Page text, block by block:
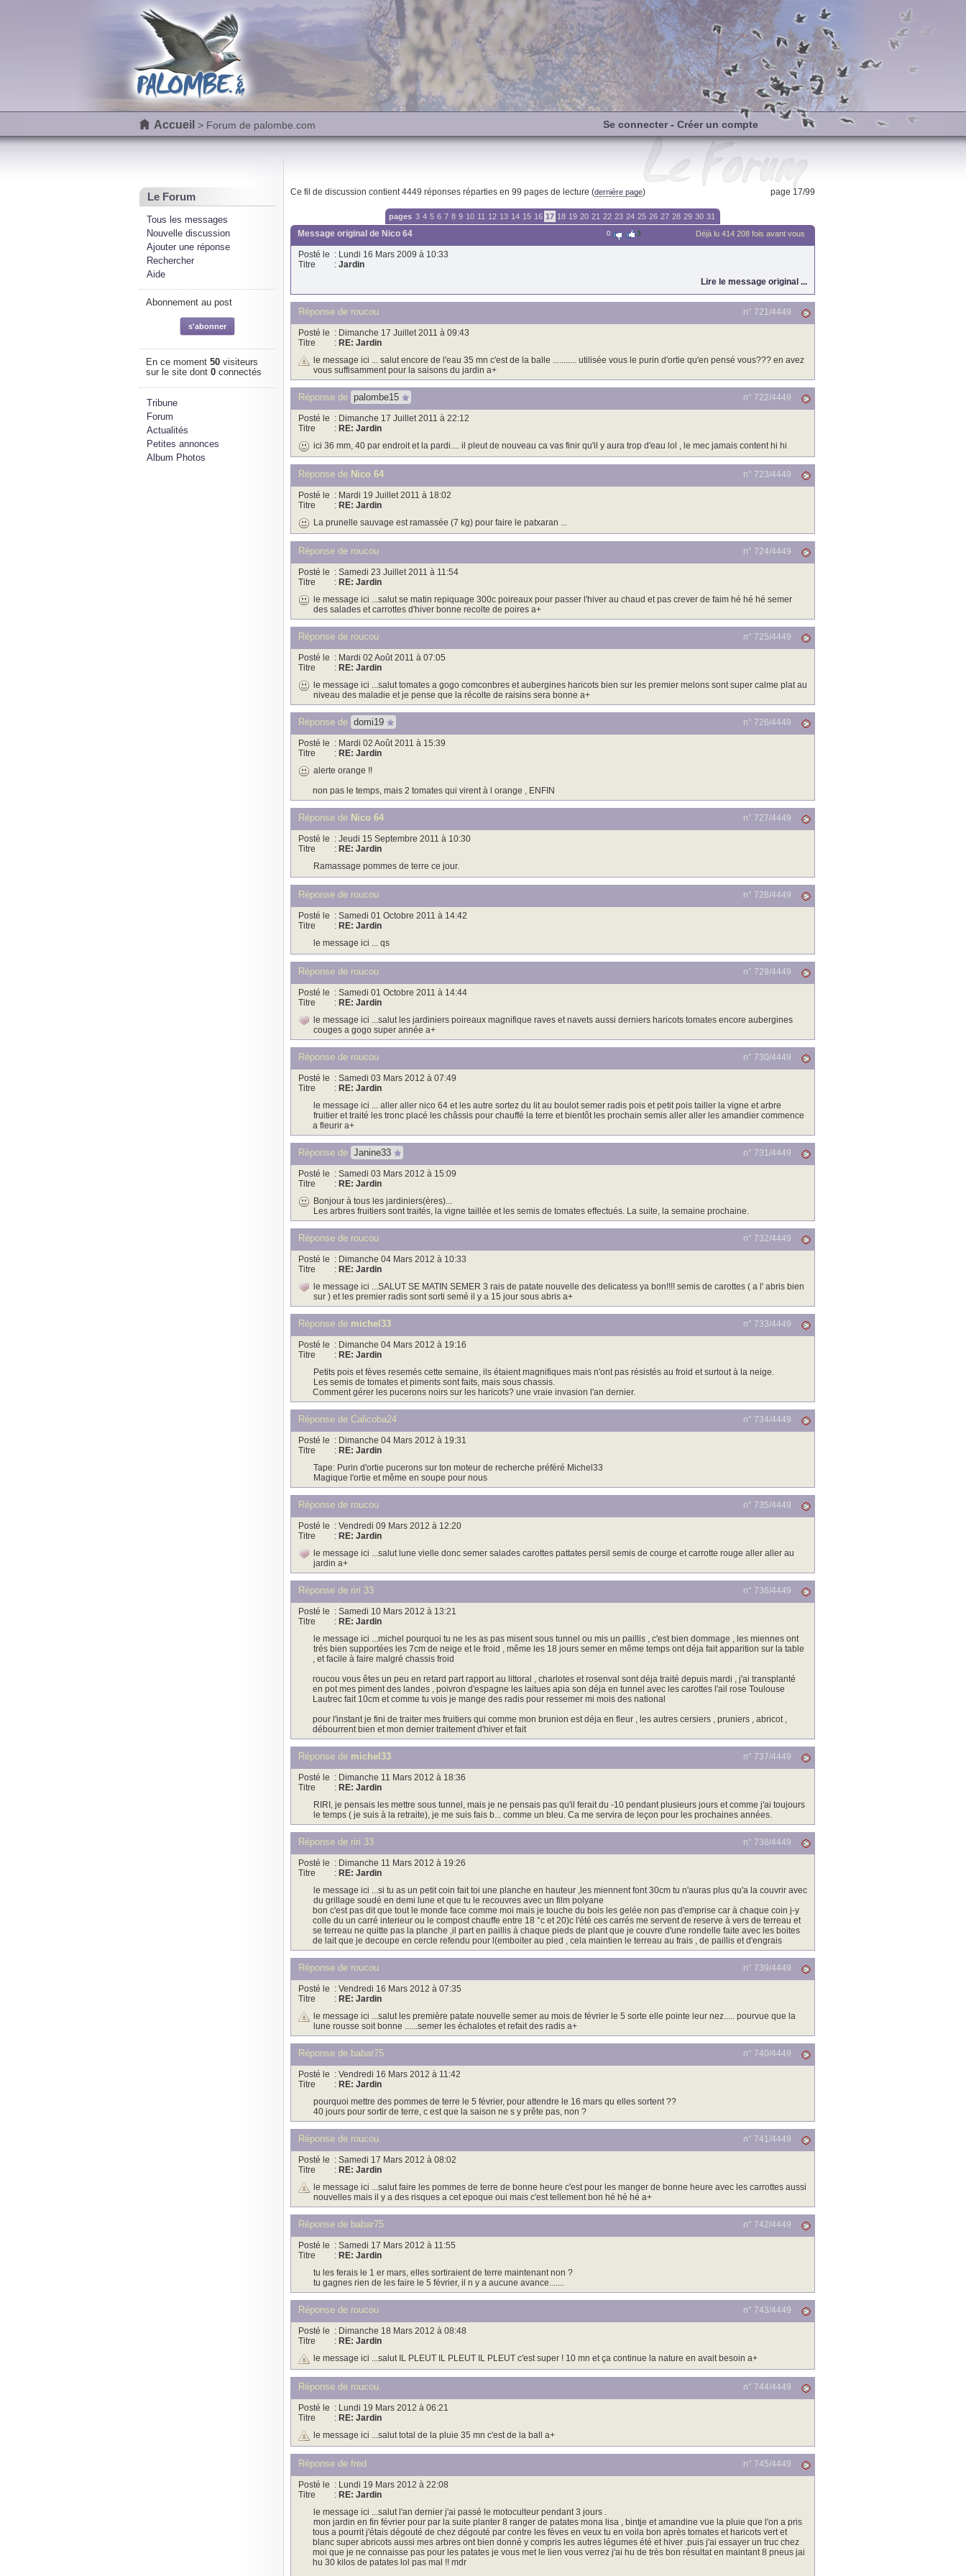
Accueil > Forum de palombe.com Se connecter- Créer un compte
Le Forum
Tous les messages
Nouvelle discussion
Ajouter une réponse
Rechercher
Aide
Abonnement au post
En ce moment 50visiteurs
sur le site dont 0connectés
Tribune
Forum
Actualités
Petites annonces
Album Photos
page 17/99
Ce fil de discussion contient4449 réponses réparties en 99 pages de lecture (dernière page)
pages 3 4 5 6 7 8 9 10 11 12 13 14 15 16 17 18 19 20 21 22 23 24 25 26 27 28 29 30 31
Message original de Nico 64 0 3 Déjà lu 414 208 fois avant vous
Posté le : Lundi 16 Mars 2009 à 10:33
Titre
: Jardin
Lire le message original ...
Réponse de roucou n° 721/4449
Posté le : Dimanche 17 Juillet 2011 à 09:43
Titre
: RE: Jardin
le message ici ... salut encore de l'eau 35 mn c'est de la balle ........... utilisée vous le purin d'ortie qu'en pensé vous??? en avez
vous suffisamment pour la saisons du jardin a+
Réponse de palombe15 n° 722/4449
Posté le : Dimanche 17 Juillet 2011 à 22:12
Titre
: RE: Jardin
ici 36 mm, 40 par endroit et la pardi.... il pleut de nouveau ca vas finir qu'il y aura trop d'eau lol , le mec jamais content hi hi
Réponse de Nico 64 n° 723/4449
Posté le : Mardi 19 Juillet 2011 à 18:02
Titre
: RE: Jardin
La prunelle sauvage est ramassée (7 kg) pour faire le patxaran ...
Réponse de roucou n° 724/4449
Posté le : Samedi 23 Juillet 2011 à 11:54
Titre
: RE: Jardin
le message ici ...salut se matin repiquage 300c poireaux pour passer l'hiver au chaud et pas crever de faim hé hé hé semer
des salades et carrottes d'hiver bonne recolte de poires a+
Réponse de roucou n° 725/4449
Posté le : Mardi 02 Août 2011 à 07:05
Titre
: RE: Jardin
le message ici ...salut tomates a gogo comconbres et aubergines haricots bien sur les premier melons sont super calme plat au
niveau des maladie et je pense que la récolte de raisins sera bonne a+
Réponse de domi19 n° 726/4449
Posté le : Mardi 02 Août 2011 à 15:39
Titre
: RE: Jardin
alerte orange !!
non pas le temps, mais 2 tomates qui virent à l orange , ENFIN
Réponse de Nico 64 n° 727/4449
Posté le : Jeudi 15 Septembre 2011 à 10:30
Titre
: RE: Jardin
Ramassage pommes de terre ce jour.
Réponse de roucou n° 728/4449
Posté le : Samedi 01 Octobre 2011 à 14:42
Titre
: RE: Jardin
le message ici ... qs
Réponse de roucou n° 729/4449
Posté le : Samedi 01 Octobre 2011 à 14:44
Titre
: RE: Jardin
le message ici ...salut les jardiniers poireaux magnifique raves et navets aussi derniers haricots tomates encore aubergines
couges a gogo super année a+
Réponse de roucou n° 730/4449
Posté le : Samedi 03 Mars 2012 à 07:49
Titre
: RE: Jardin
le message ici ... aller aller nico 64 et les autre sortez du lit au boulot semer radis pois et petit pois tailler la vigne et arbre
fruitier et traité les tronc placé les châssis pour chauffé la terre et bientôt les prochain semis aller aller les amandier commence
a fleurir a+
Réponse de Janine33 n° 731/4449
Posté le : Samedi 03 Mars 2012 à 15:09
Titre
: RE: Jardin
Bonjour à tous les jardiniers(ères)...
Les arbres fruitiers sont traités, la vigne taillée et les semis de tomates effectués. La suite, la semaine prochaine.
Réponse de roucou n° 732/4449
Posté le : Dimanche 04 Mars 2012 à 10:33
Titre
: RE: Jardin
le message ici ...SALUT SE MATIN SEMER 3 rais de patate nouvelle des delicatess ya bon!!!! semis de carottes ( a l' abris bien
sur ) et les premier radis sont sorti semé il y a 15 jour sous abris a+
Réponse de michel33 n° 733/4449
Posté le : Dimanche 04 Mars 2012 à 19:16
Titre
: RE: Jardin
Petits pois et fèves resemés cette semaine, ils étaient magnifiques mais n'ont pas résistés au froid et surtout à la neige.
Les semis de tomates et piments sont faits, mais sous chassis.
Comment gérer les pucerons noirs sur les haricots? une vraie invasion l'an dernier.
Réponse de Calicoba24 n° 734/4449
Posté le : Dimanche 04 Mars 2012 à 19:31
Titre
: RE: Jardin
Tape: Purin d'ortie pucerons sur ton moteur de recherche préféré Michel33
Magique l'ortie et même en soupe pour nous
Réponse de roucou n° 735/4449
Posté le : Vendredi 09 Mars 2012 à 12:20
Titre
: RE: Jardin
le message ici ...salut lune vielle donc semer salades carottes pattates persil semis de courge et carrotte rouge aller aller au
jardin a+
Réponse de riri 33 n° 736/4449
Posté le : Samedi 10 Mars 2012 à 13:21
Titre
: RE: Jardin
le message ici ...michel pourquoi tu ne les as pas misent sous tunnel ou mis un paillis , c'est bien dommage , les miennes ont
trés bien supportées les 7cm de neige et le froid , même les 18 jours semer en même temps ont déja fait apparition sur la table
, et facile à faire malgré chassis froid
roucou vous êtes un peu en retard part rapport au littoral , charlotes et rosenval sont déja traité depuis mardi , j'ai transplanté
en pot mes piment des landes , poivron d'espagne les laitues apia son déja en tunnel avec les carottes l'ail rose Toulouse
Lautrec fait 10cm et comme tu vois je mange des radis pour ressemer mi mois des national
pour l'instant je fini de traiter mes fruitiers qui comme mon brunion est déja en fleur , les autres cersiers , pruniers , abricot ,
débourrent bien et mon dernier traitement d'hiver et fait
Réponse de michel33 n° 737/4449
Posté le : Dimanche 11 Mars 2012 à 18:36
Titre
: RE: Jardin
RIRI, je pensais les mettre sous tunnel, mais je ne pensais pas qu'il ferait du -10 pendant plusieurs jours et comme j'ai toujours
le temps ( je suis à la retraite), je me suis fais b... comme un bleu. Ca me servira de leçon pour les prochaines années.
Réponse de riri 33 n° 738/4449
Posté le : Dimanche 11 Mars 2012 à 19:26
Titre
: RE: Jardin
le message ici ...si tu as un petit coin fait toi une planche en hauteur ,les miennent font 30cm tu n'auras plus qu'a la couvrir avec
du grillage soudé en demi lune et que tu le recouvres avec un film polyane
bon c'est pas dit que tout le monde face comme moi mais je touche du bois les gelée non pas d'emprise car à chaque coin j-y
colle du un carré interieur ou le compost chauffe entre 18 °c et 20)c l'été ces carrés me servent de reserve à vers de terreau et
se terreau ne quitte pas la planche ,il part en paillis à chaque pieds de plant que je couvre d'une rondelle faite avec les boites
de lait que je decoupe en cercle refendu pour l(emboiter au pied , cela maintien le terreau au frais , de paillis et d'engrais
Réponse de roucou n° 739/4449
Posté le : Vendredi 16 Mars 2012 à 07:35
Titre
: RE: Jardin
le message ici ...salut les première patate nouvelle semer au mois de février le 5 sorte elle pointe leur nez..... pourvue que la
lune rousse soit bonne ......semer les échalotes et refait des radis a+
Réponse de babar75 n° 740/4449
Posté le : Vendredi 16 Mars 2012 à 11:42
Titre
: RE: Jardin
pourquoi mettre des pommes de terre le 5 février, pour attendre le 16 mars qu elles sortent ??
40 jours pour sortir de terre, c est que la saison ne s y prête pas, non ?
Réponse de roucou n° 741/4449
Posté le : Samedi 17 Mars 2012 à 08:02
Titre
: RE: Jardin
le message ici ...salut faire les pommes de terre de bonne heure c'est pour les manger de bonne heure avec les carrottes aussi
nouvelles mais il y a des risques a cet epoque oui mais c'est tellement bon hé hé hé a+
Réponse de babar75 n° 742/4449
Posté le : Samedi 17 Mars 2012 à 11:55
Titre
: RE: Jardin
tu les ferais le 1 er mars, elles sortiraient de terre maintenant non ?
tu gagnes rien de les faire le 5 février, il n y a aucune avance.......
Réponse de roucou n° 743/4449
Posté le : Dimanche 18 Mars 2012 à 08:48
Titre
: RE: Jardin
le message ici ...salut IL PLEUT IL PLEUT IL PLEUT c'est super ! 10 mn et ça continue la nature en avait besoin a+
Réponse de roucou n° 744/4449
Posté le : Lundi 19 Mars 2012 à 06:21
Titre
: RE: Jardin
le message ici ...salut total de la pluie 35 mn c'est de la ball a+
Réponse de fred n° 745/4449
Posté le : Lundi 19 Mars 2012 à 22:08
Titre
: RE: Jardin
le message ici ...salut l'an dernier j'ai passé le motoculteur pendant 3 jours .
mon jardin en fin février pour par la suite planter 8 ranger de patates mona lisa , bintje et amandine vue la pluie que l'on a pris
tous a pourrit j'étais dégouté de chez dégouté par contre les fèves en veux tu en voila bon après tomates et haricots vert et
blanc super abricots aussi mes arbres ont bien donné y compris les autres légumes été et hiver .puis j'ai essayer un truc chez
moi que je ne connaisse pas pour les patates je vous met le lien vous verrez j'ai hu de très bon résultat en maintant 8 pneus jai
hu 30 kilos de patates lol pas mal !! mdr